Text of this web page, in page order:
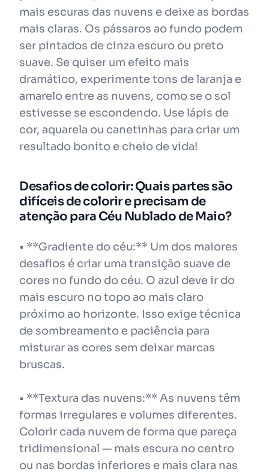
mais escuras das nuvens e deixe as bordas
mais claras. Os pássaros ao fundo podem
ser pintados de cinza escuro ou preto
suave. Se quiser um efeito mais
dramático, experimente tons de laranja e
amarelo entre as nuvens, como se o sol
estivesse se escondendo. Use lápis de
cor, aquarela ou canetinhas para criar um
resultado bonito e cheio de vida!
Desafios de colorir: Quais partes são
difíceis de colorir e precisam de
atenção para Céu Nublado de Maio?
• **Gradiente do céu:** Um dos maiores
desafios é criar uma transição suave de
cores no fundo do céu. O azul deve ir do
mais escuro no topo ao mais claro
próximo ao horizonte. Isso exige técnica
de sombreamento e paciência para
misturar as cores sem deixar marcas
bruscas.
• **Textura das nuvens:** As nuvens têm
formas irregulares e volumes diferentes.
Colorir cada nuvem de forma que pareça
tridimensional — mais escura no centro
ou nas bordas inferiores e mais clara nas